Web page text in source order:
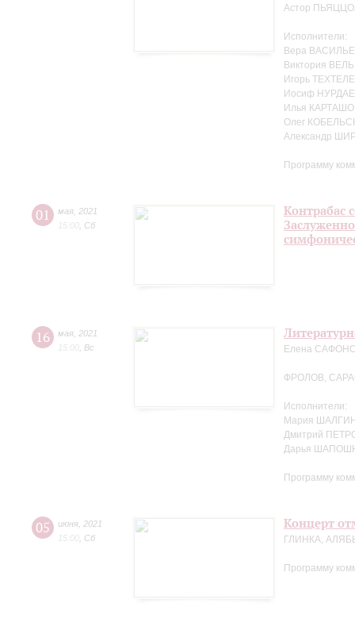
Астор
Исполнители:
Вера
Виктория
Игорь
Иосиф
Илья
Олег
Александр
Программу
01 мая 2021
15:00 Сб
Контрабас
16 мая 2021
15:00 Вс Елена
ФРОЛОВ,
Исполнители:
Мария
Дмитрий
Дарья
Программу
05 июня 2021
15:00 Сб
Концерт
ГЛИНКА,
Программу